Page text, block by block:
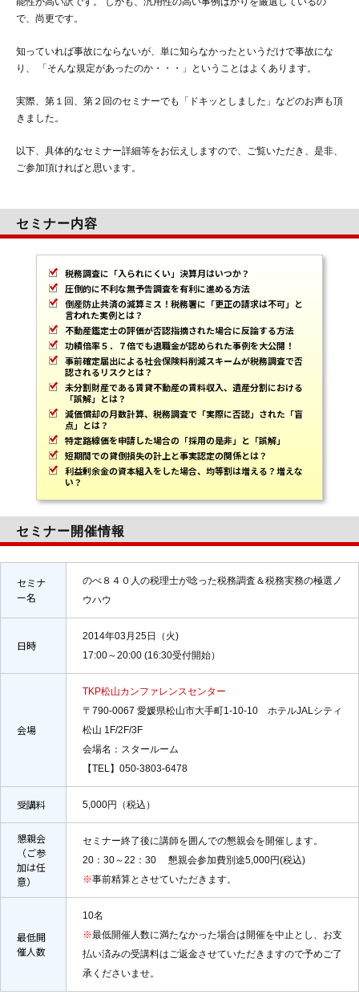
で、尚更です。
知っていれば事故にならないが、単に知らなかったというだけで事故にな
り、 「そんな規定があったのか・・・」ということはよくあります。
実際、第１回、第２回のセミナーでも「ドキッとしました」などのお声も頂
きました。
以下、具体的なセミナー詳細等をお伝えしますので、ご覧いただき、是非、
ご参加頂ければと思います。
セミナー内容
税務調査に「入られにくい」決算月はいつか？
圧倒的に不利な無予告調査を有利に進める方法
倒産防止共済の減算ミス！税務署に「更正の請求は不可」と
言われた実例とは？
不動産鑑定士の評価が否認指摘された場合に反論する方法
功績倍率５．７倍でも退職金が認められた事例を大公開！
事前確定届出による社会保険料削減スキームが税務調査で否
認されるリスクとは？
未分割財産である賃貸不動産の賃料収入、遺産分割における
「誤解」とは？
減価償却の月数計算、税務調査で「実際に否認」された「盲
点」とは？
特定路線価を申請した場合の「採用の是非」と「誤解」
短期間での貸倒損失の計上と事実認定の関係とは？
利益剰余金の資本組入をした場合、均等割は増える？増えな
い？
セミナー開催情報
セミナ
ー名
のべ８４０人の税理士が唸った税務調査＆税務実務の極選ノ
ウハウ
日時
2014年03月25日（火)
17:00～20:00 (16:30受付開始）
会場
TKP松山カンファレンスセンター
〒790-0067 愛媛県松山市大手町1-10-10 ホテルJALシティ
松山 1F/2F/3F
会場名：スタールーム
【TEL】050-3803-6478
受講料 5,000円（税込）
懇親会
（ご参
加は任
意）
セミナー終了後に講師を囲んでの懇親会を開催します。
20：30～22：30 懇親会参加費別途5,000円(税込)
※事前精算とさせていただきます。
最低開
催人数
10名
※最低開催人数に満たなかった場合は開催を中止とし、お支
払い済みの受講料はご返金させていただきますので予めご了
承くださいませ。